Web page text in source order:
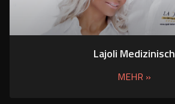
Lajoli Medizinisch
MEHR »